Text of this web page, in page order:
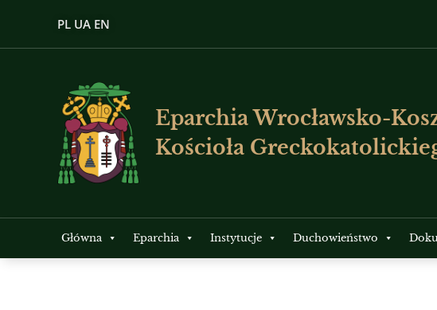
PL UA EN
Eparchia Wrocławsko-
Kościoła
Główna Eparchia Instytucje Duchowieństwo